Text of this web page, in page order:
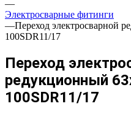
—
Электросварные фитинги
—Переход электросварной
100SDR11/17
Переход
редукционный
100SDR11/17